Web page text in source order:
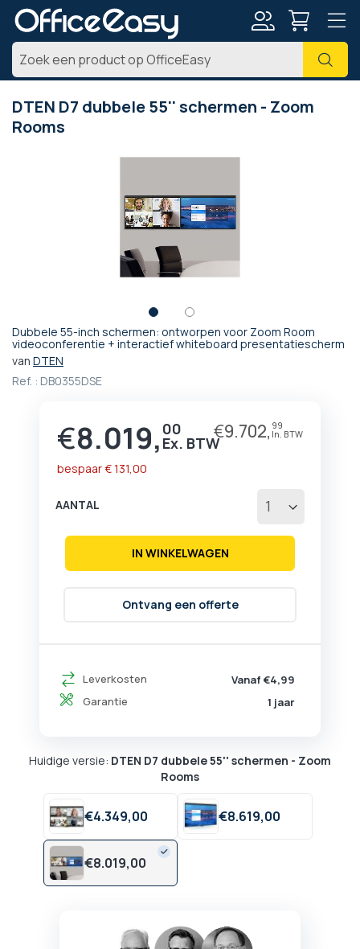
Zoek
DTEN D7 dubbele 55'' schermen - Zoom
Rooms
Dubbele 55-inch schermen: ontworpen voor Zoom Room
videoconferentie + interactief whiteboard presentatiescherm
van DTEN
Ref. : DB0355DSE
Prijs
€8.019, 00 €9.702, 99
bespaar€ 131,00
Leverkosten
Vanaf €4,99
Garantie
1 jaar
AANTAL
IN WINKELWAGEN
Ontvang een offerte
Huidige versie: DTEN D7 dubbele 55'' schermen - Zoom
Rooms
€4.349,00 €8.619,00
€8.019,00
Ga
naar
begin
afbeeldingen-